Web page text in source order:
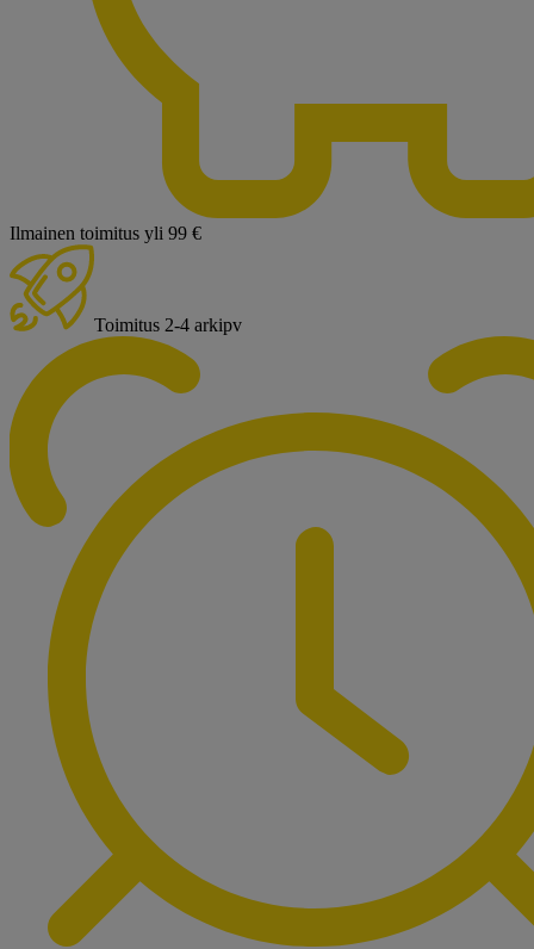
Ilmainen toimitus yli 99 €
Toimitus 2-4 arkipv